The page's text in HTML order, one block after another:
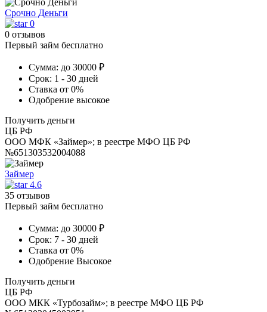
Срочно Деньги
0
0 отзывов
Первый займ бесплатно
Сумма: до 30000 ₽
Срок: 1 - 30 дней
Ставка от 0%
Одобрение высокое
Получить деньги
ЦБ РФ
ООО МФК «Займер»; в реестре МФО ЦБ РФ
№651303532004088
Займер
4.6
35 отзывов
Первый займ бесплатно
Сумма: до 30000 ₽
Срок: 7 - 30 дней
Ставка от 0%
Одобрение Высокое
Получить деньги
ЦБ РФ
ООО МКК «Турбозайм»; в реестре МФО ЦБ РФ